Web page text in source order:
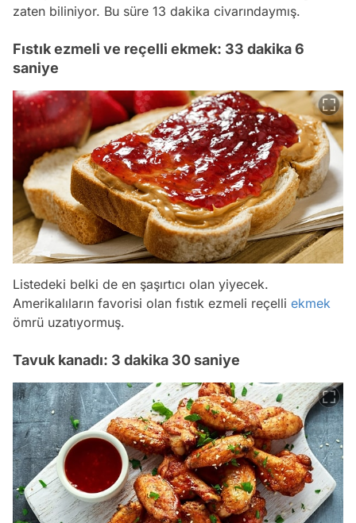
zaten biliniyor. Bu süre 13 dakika civarındaymış.
Fıstık ezmeli ve reçelli ekmek: 33 dakika 6
saniye
Listedeki belki de en şaşırtıcı olan yiyecek.
Amerikalıların favorisi olan fıstık ezmeli reçelli ekmek
ömrü uzatıyormuş.
Tavuk kanadı: 3 dakika 30 saniye